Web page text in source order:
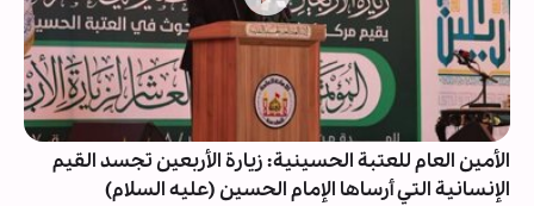
الأمين العام للعتبة الحسينية: زيارة الأربعين تجسد القيم
الإنسانية التي أرساها الإمام الحسين (عليه السلام)